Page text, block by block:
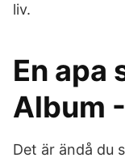
liv.
En apa
Album
Det är ändå du